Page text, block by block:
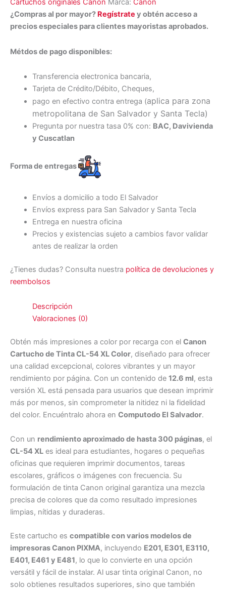
Cartuchos originales Canon Marca: Canon
¿Compras al por mayor? Regístrate y obtén acceso a
precios especiales para clientes mayoristas aprobados.
Métdos de pago disponibles:
Transferencia electronica bancaria,
Tarjeta de Crédito/Débito, Cheques,
pago en efectivo contra entrega (aplica para zona
metropolitana de San Salvador y Santa Tecla)
Pregunta por nuestra tasa 0% con: BAC, Davivienda
y Cuscatlan
Forma de entregas
Envíos a domicilio a todo El Salvador
Envíos express para San Salvador y Santa Tecla
Entrega en nuestra oficina
Precios y existencias sujeto a cambios favor validar
antes de realizar la orden
¿Tienes dudas? Consulta nuestra política de devoluciones y
reembolsos
Descripción
Valoraciones (0)
Obtén más impresiones a color por recarga con el Canon
Cartucho de Tinta CL-54 XL Color, diseñado para ofrecer
una calidad excepcional, colores vibrantes y un mayor
rendimiento por página. Con un contenido de 12.6 ml, esta
versión XL está pensada para usuarios que desean imprimir
más por menos, sin comprometer la nitidez ni la fidelidad
del color. Encuéntralo ahora en Computodo El Salvador.
Con un rendimiento aproximado de hasta 300 páginas, el
CL-54 XL es ideal para estudiantes, hogares o pequeñas
oficinas que requieren imprimir documentos, tareas
escolares, gráficos o imágenes con frecuencia. Su
formulación de tinta Canon original garantiza una mezcla
precisa de colores que da como resultado impresiones
limpias, nítidas y duraderas.
Este cartucho es compatible con varios modelos de
impresoras Canon PIXMA, incluyendo E201, E301, E3110,
E401, E461 y E481, lo que lo convierte en una opción
versátil y fácil de instalar. Al usar tinta original Canon, no
solo obtienes resultados superiores, sino que también